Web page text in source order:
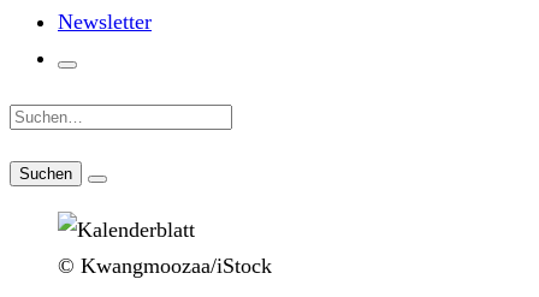
Newsletter
Suche:
© Kwangmoozaa/iStock